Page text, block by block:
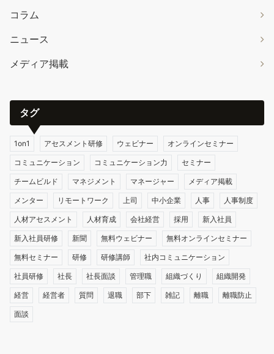
コラム
ニュース
メディア掲載
タグ
1on1 アセスメント研修 ウェビナー オンラインセミナー
コミュニケーション コミュニケーション力 セミナー
チームビルド マネジメント マネージャー メディア掲載
メンター リモートワーク 上司 中小企業 人事 人事制度
人材アセスメント 人材育成 会社経営 採用 新入社員
新入社員研修 新聞 無料ウェビナー 無料オンラインセミナー
無料セミナー 研修 研修講師 社内コミュニケーション
社員研修 社長 社長面談 管理職 組織づくり 組織開発
経営 経営者 質問 退職 部下 雑記 離職 離職防止
面談